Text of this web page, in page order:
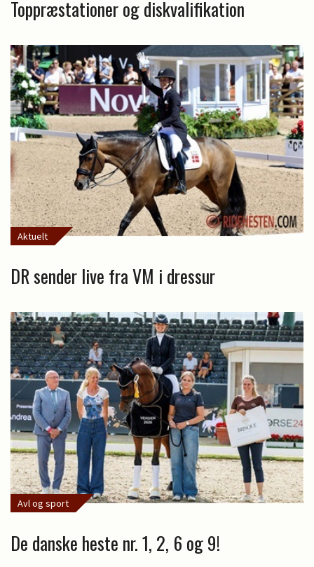
Toppræstationer og diskvalifikation
Aktuelt
DR sender live fra VM i dressur
Avl og sport
De danske heste nr. 1, 2, 6 og 9!